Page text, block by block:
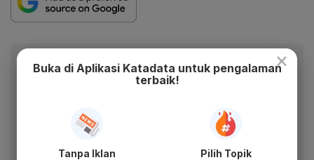
Berita Katadata.co.id di WhatsApp
berharga dari WhatsApp Channel Katadata.co.id
×
Buka di Aplikasi Katadata untuk pengalaman
terbaik!
Tanpa Iklan Pilih Topik